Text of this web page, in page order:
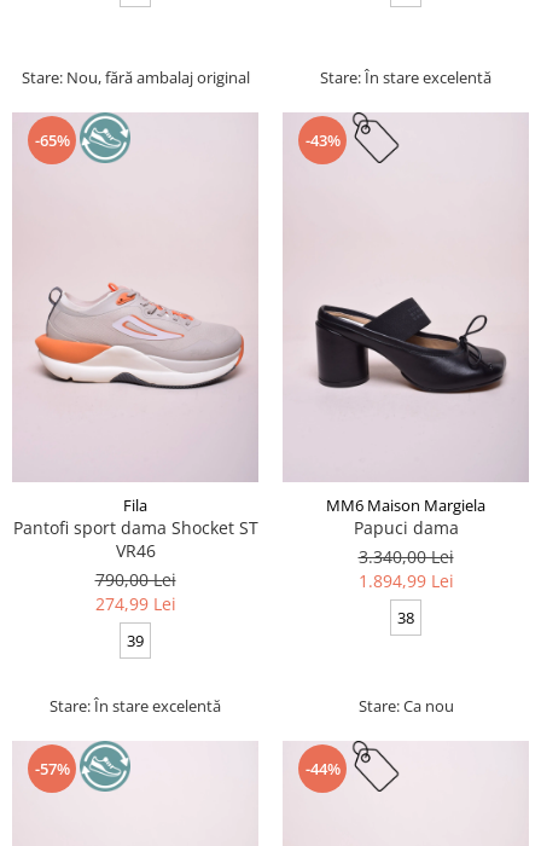
Stare: Nou, fără ambalaj original Stare: În stare excelentă
-65%
Fila
Pantofi sport dama Shocket ST
VR46
790,00 Lei
274,99 Lei
39
Stare: În stare excelentă
-43%
MM6 Maison Margiela
Papuci dama
3.340,00 Lei
1.894,99 Lei
38
Stare: Ca nou
-57% -44%